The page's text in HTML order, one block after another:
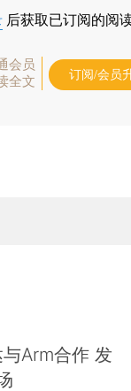
后获取已订阅的阅
会员
全文
订阅/会员
与Arm合作 发